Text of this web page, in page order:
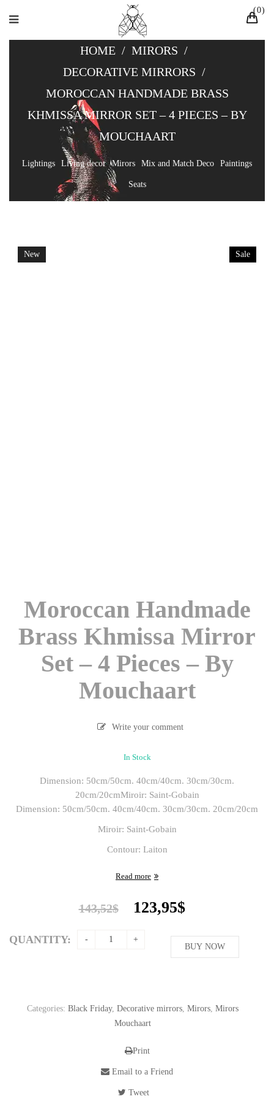
0
HOME / MIRORS /
DECORATIVE MIRRORS /
MOROCCAN HANDMADE BRASS
KHMISSA MIRROR SET – 4 PIECES – BY
MOUCHAART
Lightings Living decor Mirors Mix and Match Deco Paintings
Seats
Sale
New
Moroccan Handmade
Brass Khmissa Mirror
Set – 4 Pieces – By
Mouchaart
Write your comment
In Stock
Dimension: 50cm/50cm. 40cm/40cm. 30cm/30cm.
20cm/20cmMiroir: Saint-Gobain
Dimension: 50cm/50cm. 40cm/40cm. 30cm/30cm. 20cm/20cm
Miroir: Saint-Gobain
Contour: Laiton
Read more
143,52$
Original
was:
143,52$.
123,95$
is:
123,95$.
QUANTITY:
BUY NOW
Categories: Black Friday, Decorative mirrors, Mirors, Mirors
Mouchaart
Print
Email to a Friend
Tweet